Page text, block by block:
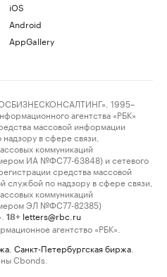
iOS
Android
AppGallery
1995–
агентства «РБК»
массовой информации
в сфере связи,
коммуникаций
ИА №ФС77-63848) и сетевого
средства массовой
по надзору в сфере связи,
коммуникаций
ЭЛ №ФС77-82385)
18+ letters@rbc.ru
агентство «РБК».
Санкт-Петербургская биржа
Cbonds.